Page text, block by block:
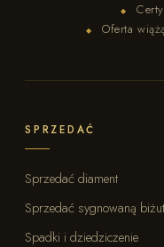
◆
◆ Oferta
SPRZEDAĆ
Sprzedać diament
Sprzedać sygnowaną
Spadki i dziedziczenie